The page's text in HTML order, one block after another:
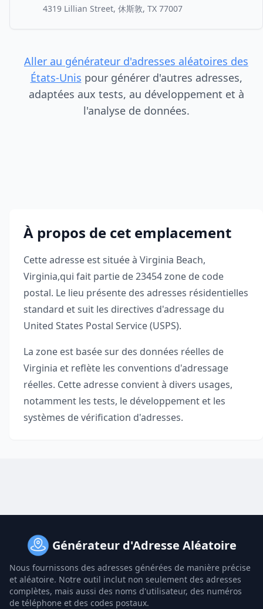
4319 Lillian Street, 休斯敦, TX 77007
Aller au générateur d'adresses aléatoires des
États-Unis pour générer d'autres adresses,
adaptées aux tests, au développement et à
l'analyse de données.
À propos de cet emplacement
Cette adresse est située à Virginia Beach,
Virginia,qui fait partie de23454zone de code
postal. Le lieu présente des adresses résidentielles
standard et suit les directives d'adressage du
United States Postal Service (USPS).
La zone est basée sur des données réelles de
Virginia et reflète les conventions d'adressage
réelles. Cette adresse convient à divers usages,
notamment les tests, le développement et les
systèmes de vérification d'adresses.
Générateur d'Adresse Aléatoire
Nous fournissons des adresses générées de manière précise
et aléatoire. Notre outil inclut non seulement des adresses
complètes, mais aussi des noms d'utilisateur, des numéros
de téléphone et des codes postaux.